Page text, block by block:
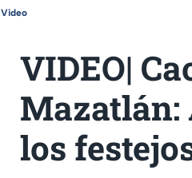
Video
VIDEO|
Mazatlán:
los